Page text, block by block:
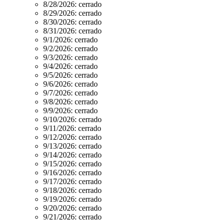
8/28/2026: cerrado
8/29/2026: cerrado
8/30/2026: cerrado
8/31/2026: cerrado
9/1/2026: cerrado
9/2/2026: cerrado
9/3/2026: cerrado
9/4/2026: cerrado
9/5/2026: cerrado
9/6/2026: cerrado
9/7/2026: cerrado
9/8/2026: cerrado
9/9/2026: cerrado
9/10/2026: cerrado
9/11/2026: cerrado
9/12/2026: cerrado
9/13/2026: cerrado
9/14/2026: cerrado
9/15/2026: cerrado
9/16/2026: cerrado
9/17/2026: cerrado
9/18/2026: cerrado
9/19/2026: cerrado
9/20/2026: cerrado
9/21/2026: cerrado